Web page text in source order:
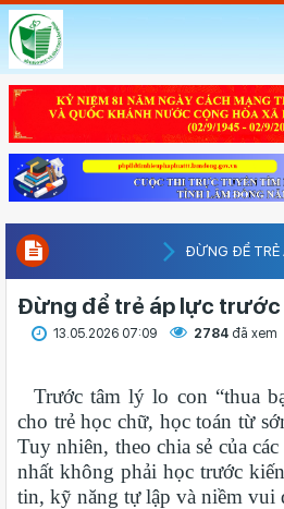
ÐỪNG ĐỂ TRẺ
Ðừng để trẻ áp lực trước
13.05.2026 07:09 2784 đã xem
Trước tâm lý lo con “thua
cho trẻ học chữ, học toán từ
Tuy nhiên, theo chia sẻ của
nhất không phải học trước
tin, kỹ năng tự lập và niềm vui